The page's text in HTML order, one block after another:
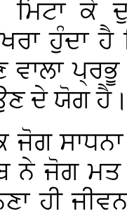
ਮਿਟਾ
ਹੁੰਦਾ ਹੈ
ਵਾਲਾ
ਦੇ ਯੋਗ
ਨੇ ਜੋਗ
ਹੀ